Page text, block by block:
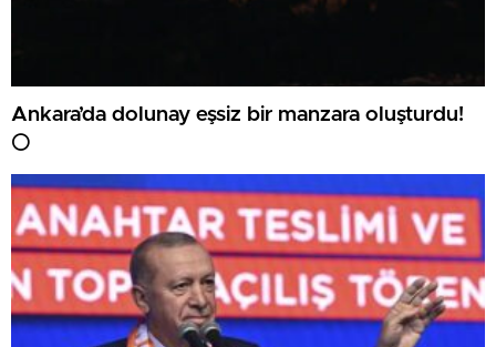
Ankara’da dolunay eşsiz bir manzara oluşturdu!
🌕